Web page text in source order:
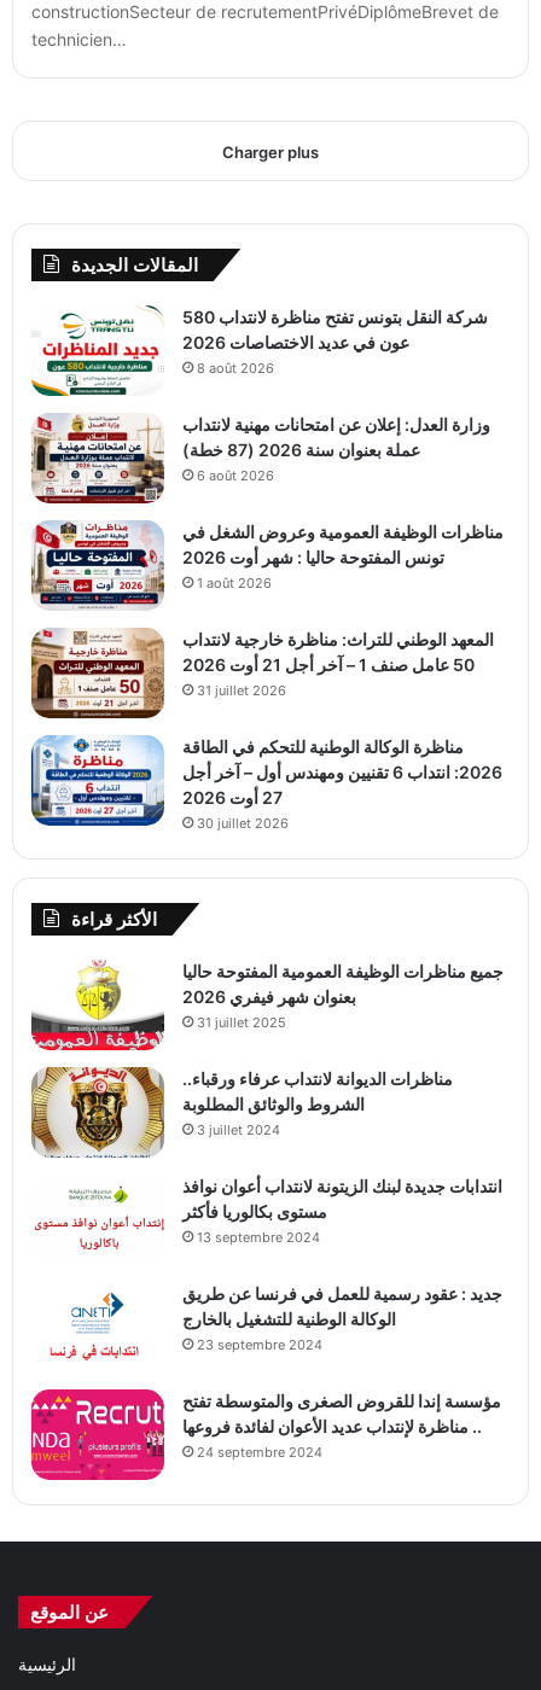
constructionSecteur de recrutementPrivéDiplômeBrevet de
technicien…
Charger plus
المقالات الجديدة
شركة النقل بتونس تفتح مناظرة لانتداب 580
عون في عديد الاختصاصات 2026
8 août 2026
وزارة العدل: إعلان عن امتحانات مهنية لانتداب
عملة بعنوان سنة 2026 (87 خطة)
6 août 2026
مناظرات الوظيفة العمومية وعروض الشغل في
تونس المفتوحة حاليا : شهر أوت 2026
1 août 2026
المعهد الوطني للتراث: مناظرة خارجية لانتداب
50 عامل صنف 1 – آخر أجل 21 أوت 2026
31 juillet 2026
مناظرة الوكالة الوطنية للتحكم في الطاقة
2026: انتداب 6 تقنيين ومهندس أول – آخر أجل
27 أوت 2026
30 juillet 2026
الأكثر قراءة
جميع مناظرات الوظيفة العمومية المفتوحة حاليا
بعنوان شهر فيفري 2026
31 juillet 2025
مناظرات الديوانة لانتداب عرفاء ورقباء..
الشروط والوثائق المطلوبة
3 juillet 2024
انتدابات جديدة لبنك الزيتونة لانتداب أعوان نوافذ
مستوى بكالوريا فأكثر
13 septembre 2024
جديد : عقود رسمية للعمل في فرنسا عن طريق
الوكالة الوطنية للتشغيل بالخارج
23 septembre 2024
مؤسسة إندا للقروض الصغرى والمتوسطة تفتح
مناظرة لإنتداب عديد الأعوان لفائدة فروعها ..
24 septembre 2024
عن الموقع
الرئيسية